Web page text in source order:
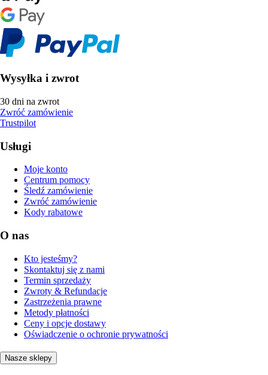
Wysyłka i zwrot
30 dni na zwrot
Zwróć zamówienie
Trustpilot
Usługi
Moje konto
Centrum pomocy
Śledź zamówienie
Zwróć zamówienie
Kody rabatowe
O nas
Kto jesteśmy?
Skontaktuj się z nami
Termin sprzedaży
Zwroty & Refundacje
Zastrzeżenia prawne
Metody płatności
Ceny i opcje dostawy
Oświadczenie o ochronie prywatności
Nasze sklepy